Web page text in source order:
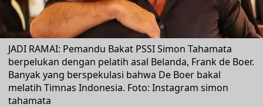
JADI RAMAI: Pemandu Bakat PSSI Simon Tahamata
berpelukan dengan pelatih asal Belanda, Frank de Boer.
Banyak yang berspekulasi bahwa De Boer bakal
melatih Timnas Indonesia. Foto: Instagram simon
tahamata